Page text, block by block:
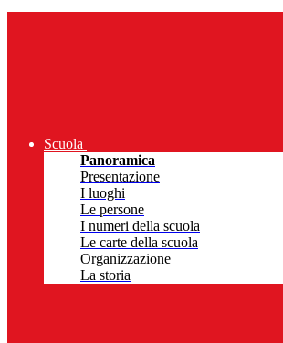
Scuola
Panoramica
Presentazione
I luoghi
Le persone
I numeri della scuola
Le carte della scuola
Organizzazione
La storia